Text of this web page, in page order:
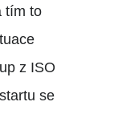
tím to
z ISO
se